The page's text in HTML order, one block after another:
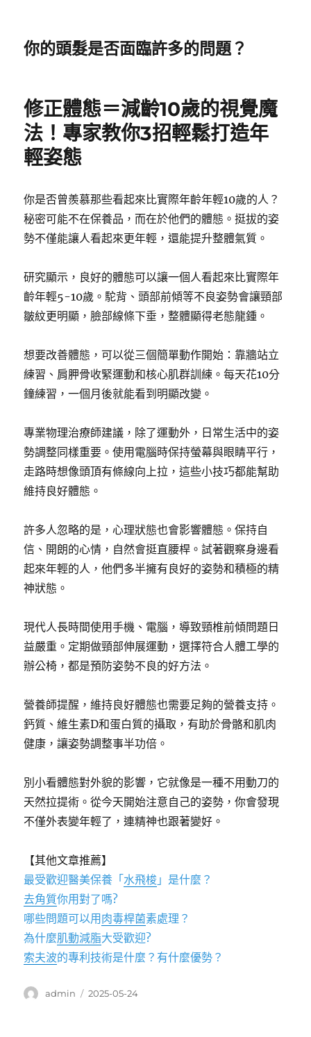
你的頭髮是否面臨許多的問題？
修正體態＝減齡10歲的視覺魔
法！專家教你3招輕鬆打造年
輕姿態
你是否曾羨慕那些看起來比實際年齡年輕10歲的人？
秘密可能不在保養品，而在於他們的體態。挺拔的姿
勢不僅能讓人看起來更年輕，還能提升整體氣質。
研究顯示，良好的體態可以讓一個人看起來比實際年
齡年輕5-10歲。駝背、頭部前傾等不良姿勢會讓頸部
皺紋更明顯，臉部線條下垂，整體顯得老態龍鍾。
想要改善體態，可以從三個簡單動作開始：靠牆站立
練習、肩胛骨收緊運動和核心肌群訓練。每天花10分
鐘練習，一個月後就能看到明顯改變。
專業物理治療師建議，除了運動外，日常生活中的姿
勢調整同樣重要。使用電腦時保持螢幕與眼睛平行，
走路時想像頭頂有條線向上拉，這些小技巧都能幫助
維持良好體態。
許多人忽略的是，心理狀態也會影響體態。保持自
信、開朗的心情，自然會挺直腰桿。試著觀察身邊看
起來年輕的人，他們多半擁有良好的姿勢和積極的精
神狀態。
現代人長時間使用手機、電腦，導致頸椎前傾問題日
益嚴重。定期做頸部伸展運動，選擇符合人體工學的
辦公椅，都是預防姿勢不良的好方法。
營養師提醒，維持良好體態也需要足夠的營養支持。
鈣質、維生素D和蛋白質的攝取，有助於骨骼和肌肉
健康，讓姿勢調整事半功倍。
別小看體態對外貌的影響，它就像是一種不用動刀的
天然拉提術。從今天開始注意自己的姿勢，你會發現
不僅外表變年輕了，連精神也跟著變好。
【其他文章推薦】
最受歡迎醫美保養「水飛梭 」是什麼？
去角質你用對了嗎?
哪些問題可以用 肉毒桿菌素處理？
為什麼肌動減脂大受歡迎?
索夫波的專利技術是什麼？有什麼優勢？
作
admin
發
2025-05-24